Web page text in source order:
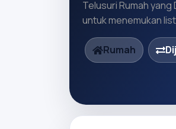
Telusuri Rumah
untuk menemukan
Rumah